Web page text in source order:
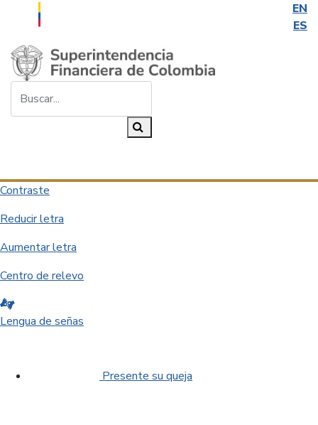
EN
ES
Saltar al contenido principal
Contraste
Reducir letra
Aumentar letra
Centro de relevo
Lengua de señas
Presente su queja